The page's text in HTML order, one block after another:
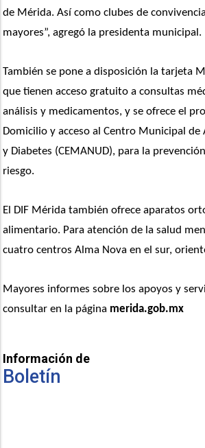
de Mérida. Así como clubes de
mayores”, agregó la presidenta municipal.
También se pone a disposición la tarjeta
que tienen acceso gratuito a consultas
análisis y medicamentos, y se ofrece el
Domicilio y acceso al Centro Municipal de
y Diabetes (CEMANUD), para la
riesgo.
El DIF Mérida también ofrece aparatos
alimentario. Para atención de la salud
cuatro centros Alma Nova en el sur,
Mayores informes sobre los apoyos y
consultar en la página merida.gob.mx
Información de
Boletín